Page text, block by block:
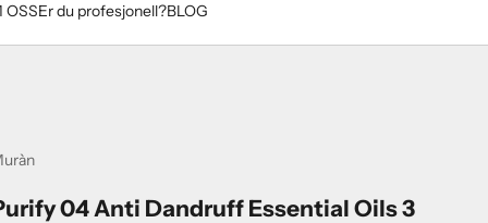
OSSEr du profesjonell?BLOG
04 Anti Dandruff Essential Oils 3